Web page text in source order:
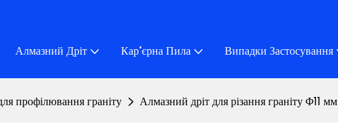
Алмазний Дріт Кар'єрна Пила Випадки Застосування
профілювання граніту Алмазний дріт для різання граніту Φ11 мм